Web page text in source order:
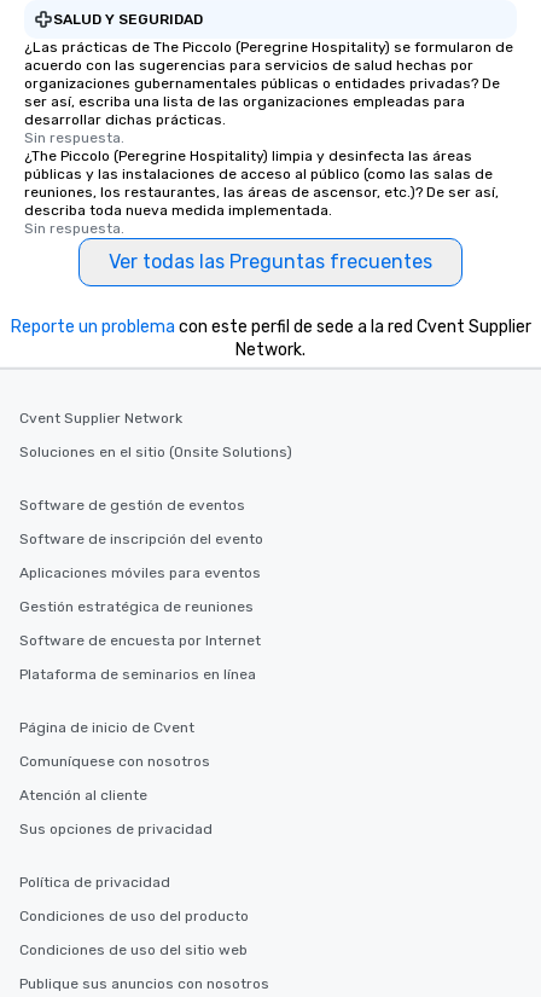
SALUD Y SEGURIDAD
¿Las prácticas de The Piccolo (Peregrine Hospitality) se formularon de
acuerdo con las sugerencias para servicios de salud hechas por
organizaciones gubernamentales públicas o entidades privadas? De
ser así, escriba una lista de las organizaciones empleadas para
desarrollar dichas prácticas.
Sin respuesta.
¿The Piccolo (Peregrine Hospitality) limpia y desinfecta las áreas
públicas y las instalaciones de acceso al público (como las salas de
reuniones, los restaurantes, las áreas de ascensor, etc.)? De ser así,
describa toda nueva medida implementada.
Sin respuesta.
Ver todas las Preguntas frecuentes
Reporte un problema con este perfil de sede a la red Cvent Supplier
Network.
Cvent Supplier Network
Soluciones en el sitio (Onsite Solutions)
Software de gestión de eventos
Software de inscripción del evento
Aplicaciones móviles para eventos
Gestión estratégica de reuniones
Software de encuesta por Internet
Plataforma de seminarios en línea
Página de inicio de Cvent
Comuníquese con nosotros
Atención al cliente
Sus opciones de privacidad
Política de privacidad
Condiciones de uso del producto
Condiciones de uso del sitio web
Publique sus anuncios con nosotros